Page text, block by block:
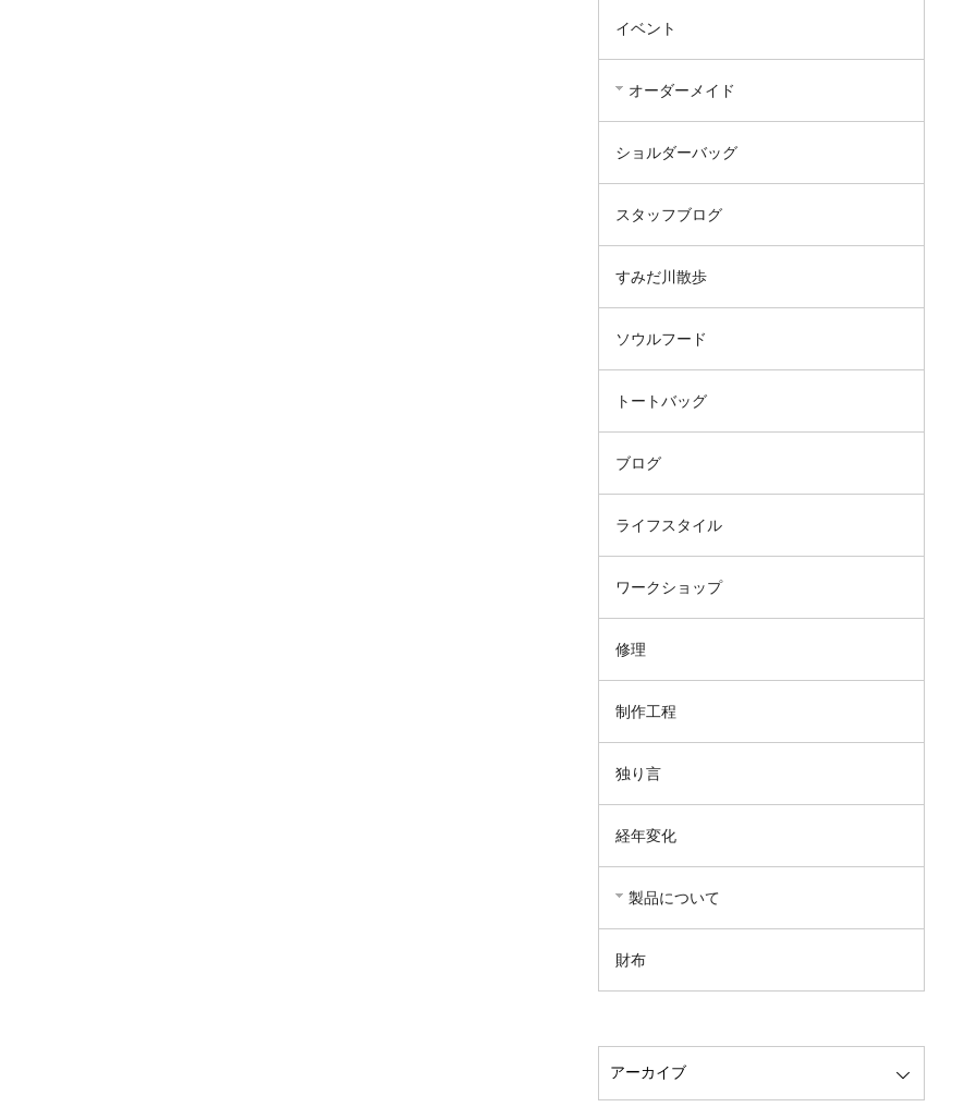
イベント
オーダーメイド
ショルダーバッグ
スタッフブログ
すみだ川散歩
ソウルフード
トートバッグ
ブログ
ライフスタイル
ワークショップ
修理
制作工程
独り言
経年変化
製品について
財布